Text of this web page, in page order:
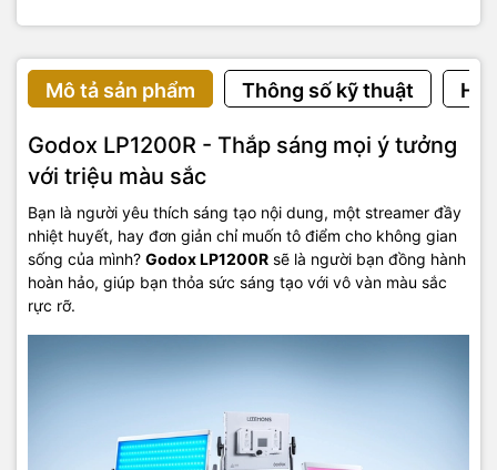
Mô tả sản phẩm Thông số kỹ thuật
Godox LP1200R - Thắp sáng mọi ý tưởng
với triệu màu sắc
Bạn là người yêu thích sáng tạo nội dung, một streamer đầy
nhiệt huyết, hay đơn giản chỉ muốn tô điểm cho không gian
sống của mình? Godox LP1200R sẽ là người bạn đồng hành
hoàn hảo, giúp bạn thỏa sức sáng tạo với vô vàn màu sắc
rực rỡ.